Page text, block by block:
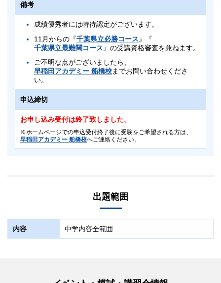
備考
成績優秀者には特待認定がございます。
11月からの『千葉県立必勝コース 』『
千葉県立最難関コース 』の受講資格審査を兼ねます。
ご不明な点がございましたら、
早稲田アカデミー 船橋校までお問い合わせくださ
い。
申込締切
お申し込み受付は終了致しました。
ホームページでの申込受付終了後に受験をご希望される方は、
早稲田アカデミー 船橋校へご連絡ください。
首都圏内生のみ対象となります。
日程
10/20（月）～24（金）
出題範囲
内容 中学内容全範囲